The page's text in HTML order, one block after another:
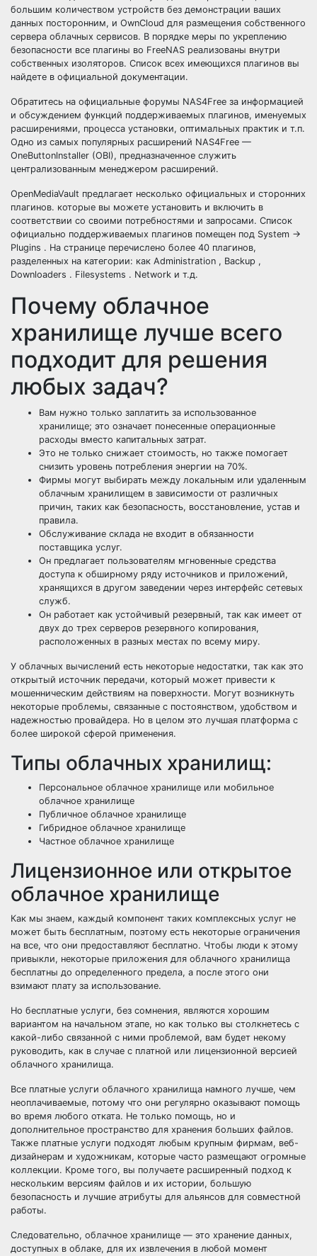
большим количеством устройств без демонстрации ваших
данных посторонним, и OwnCloud для размещения собственного
сервера облачных сервисов. В порядке меры по укреплению
безопасности все плагины во FreeNAS реализованы внутри
собственных изоляторов. Список всех имеющихся плагинов вы
найдете в официальной документации.
Обратитесь на официальные форумы NAS4Free за информацией
и обсуждением функций поддерживаемых плагинов, именуемых
расширениями, процесса установки, оптимальных практик и т.п.
Одно из самых популярных расширений NAS4Free —
OneButtonlnstaller (OBI), предназначенное служить
централизованным менеджером расширений.
OpenMediaVault предлагает несколько официальных и сторонних
плагинов. которые вы можете установить и включить в
соответствии со своими потребностями и запросами. Список
официально поддерживаемых плагинов помещен под System ->
Plugins . На странице перечислено более 40 плагинов,
разделенных на категории: как Administration , Backup ,
Downloaders . Filesystems . Network и т.д.
Почему облачное
хранилище лучше всего
подходит для решения
любых задач?
Вам нужно только заплатить за использованное
хранилище; это означает понесенные операционные
расходы вместо капитальных затрат.
Это не только снижает стоимость, но также помогает
снизить уровень потребления энергии на 70%.
Фирмы могут выбирать между локальным или удаленным
облачным хранилищем в зависимости от различных
причин, таких как безопасность, восстановление, устав и
правила.
Обслуживание склада не входит в обязанности
поставщика услуг.
Он предлагает пользователям мгновенные средства
доступа к обширному ряду источников и приложений,
хранящихся в другом заведении через интерфейс сетевых
служб.
Он работает как устойчивый резервный, так как имеет от
двух до трех серверов резервного копирования,
расположенных в разных местах по всему миру.
У облачных вычислений есть некоторые недостатки, так как это
открытый источник передачи, который может привести к
мошенническим действиям на поверхности. Могут возникнуть
некоторые проблемы, связанные с постоянством, удобством и
надежностью провайдера. Но в целом это лучшая платформа с
более широкой сферой применения.
Типы облачных хранилищ:
Персональное облачное хранилище или мобильное
облачное хранилище
Публичное облачное хранилище
Гибридное облачное хранилище
Частное облачное хранилище
Лицензионное или открытое
облачное хранилище
Как мы знаем, каждый компонент таких комплексных услуг не
может быть бесплатным, поэтому есть некоторые ограничения
на все, что они предоставляют бесплатно. Чтобы люди к этому
привыкли, некоторые приложения для облачного хранилища
бесплатны до определенного предела, а после этого они
взимают плату за использование.
Но бесплатные услуги, без сомнения, являются хорошим
вариантом на начальном этапе, но как только вы столкнетесь с
какой-либо связанной с ними проблемой, вам будет некому
руководить, как в случае с платной или лицензионной версией
облачного хранилища.
Все платные услуги облачного хранилища намного лучше, чем
неоплачиваемые, потому что они регулярно оказывают помощь
во время любого отката. Не только помощь, но и
дополнительное пространство для хранения больших файлов.
Также платные услуги подходят любым крупным фирмам, веб-
дизайнерам и художникам, которые часто размещают огромные
коллекции. Кроме того, вы получаете расширенный подход к
нескольким версиям файлов и их истории, большую
безопасность и лучшие атрибуты для альянсов для совместной
работы.
Следовательно, облачное хранилище — это хранение данных,
доступных в облаке, для их извлечения в любой момент